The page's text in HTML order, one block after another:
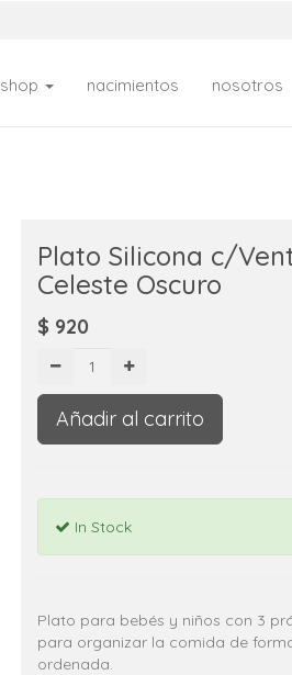
shop nacimientos nosotros
Plato Silicona c/
Celeste Oscuro
$ 920
Añadir al carrito
In Stock
Plato para bebés y niños con 3
para organizar la comida de
ordenada.